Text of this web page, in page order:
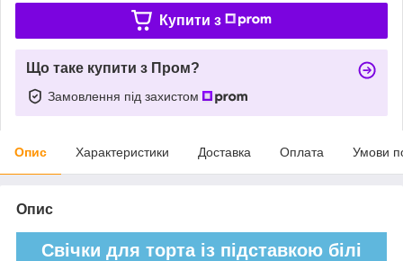
Купити з
Що таке купити з Пром?
Замовлення під захистом
Опис Характеристики Доставка Оплата Умови
Опис
Свічки для торта із підставкою білі